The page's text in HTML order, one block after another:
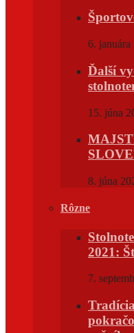
6. januára
Ďalší
15. júna
8. júna
Rôzne
2021:
7.